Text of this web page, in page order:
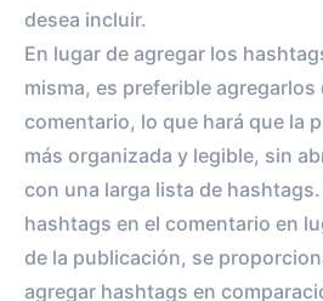
desea incluir.
En lugar de agregar los
misma, es preferible agregarlos
comentario, lo que hará que la
más organizada y legible, sin
con una larga lista de
hashtags en el comentario en
de la publicación, se
agregar hashtags en